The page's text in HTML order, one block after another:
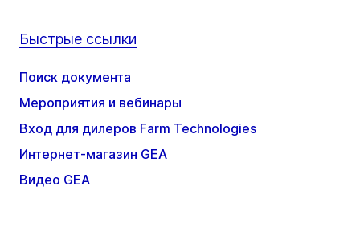
Быстрые ссылки
Поиск документа
Мероприятия и вебинары
Вход для дилеров Farm Technologies
Интернет-магазин GEA
Видео GEA